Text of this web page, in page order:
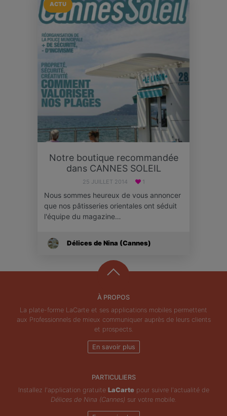
ACTU
Notre boutique recommandée
dans CANNES SOLEIL
25 JUILLET 2014 1
Nous sommes heureux de vous annoncer
que nos pâtisseries orientales ont séduit
l'équipe du magazine…
Délices de Nina (Cannes)
À PROPOS
La plate-forme LaCarte et ses applications mobiles permettent
aux Professionnels de mieux communiquer auprès de leurs clients
et prospects.
En savoir plus
PARTICULIERS
Installez l'application gratuite LaCartepour suivre l'actualité de
Délices de Nina (Cannes) sur votre mobile.